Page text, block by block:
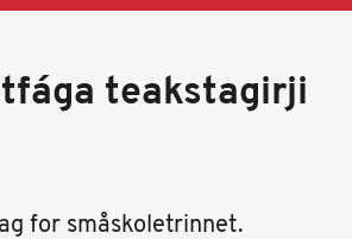
teakstagirji
for småskoletrinnet.